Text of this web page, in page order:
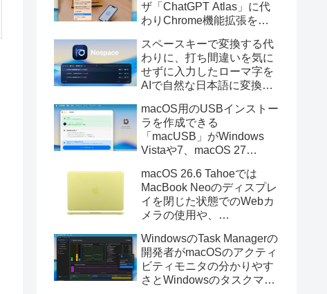
ザ「ChatGPT Atlas」に代
わりChrome機能拡張をア
画の質問やAsk ChatGPT機
能を追加。
スペースキーで変換する代
わりに、打ち間違いを気に
せずに入力したローマ字を
AIで自然な日本語に変換し
力アプリ「Nospace」がリ
リース。
macOS用のUSBインストー
ラを作成できる
「macUSB」がWindows
Vistaや7、macOS 27
トーラの作成に対応。
macOS 26.6 Tahoeでは
MacBook Neoのディスプレ
イを閉じた状態でのWebカ
メラの使用や、
利用しMacBook Neoを復元
する際の安定性が向上。
WindowsのTask Managerの
開発者がmacOSのアクティ
ビティモニタの分かりやす
さとWindowsのタスクマネ